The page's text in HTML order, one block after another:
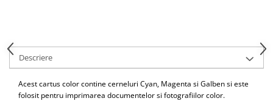
Descriere
Acest cartus color contine cerneluri Cyan, Magenta si Galben si este
folosit pentru imprimarea documentelor si fotografiilor color.